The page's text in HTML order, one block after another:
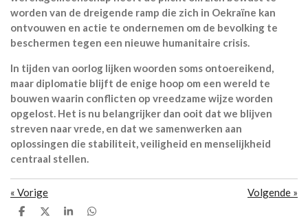
worden van de dreigende ramp die zich in Oekraïne kan
ontvouwen en actie te ondernemen om de bevolking te
beschermen tegen een nieuwe humanitaire crisis.
In tijden van oorlog lijken woorden soms ontoereikend,
maar diplomatie blijft de enige hoop om een wereld te
bouwen waarin conflicten op vreedzame wijze worden
opgelost. Het is nu belangrijker dan ooit dat we blijven
streven naar vrede, en dat we samenwerken aan
oplossingen die stabiliteit, veiligheid en menselijkheid
centraal stellen.
« Vorige Volgende »
D
D
S
D